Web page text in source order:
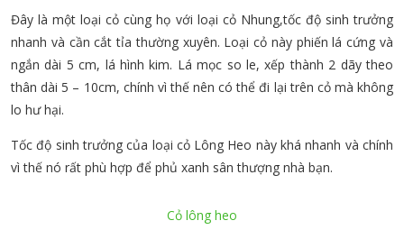
Đây là một loại cỏ cùng họ với loại cỏ Nhung,tốc độ sinh trưởng
nhanh và cần cắt tỉa thường xuyên. Loại cỏ này phiến lá cứng và
ngắn dài 5 cm, lá hình kim. Lá mọc so le, xếp thành 2 dãy theo
thân dài 5 – 10cm, chính vì thế nên có thể đi lại trên cỏ mà không
lo hư hại.
Tốc độ sinh trưởng của loại cỏ Lông Heo này khá nhanh và chính
vì thế nó rất phù hợp để phủ xanh sân thượng nhà bạn.
Cỏ lông heo